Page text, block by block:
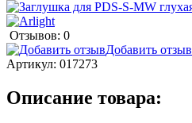
Отзывов: 0
Добавить отзыв
Артикул: 017273
Описание товара: